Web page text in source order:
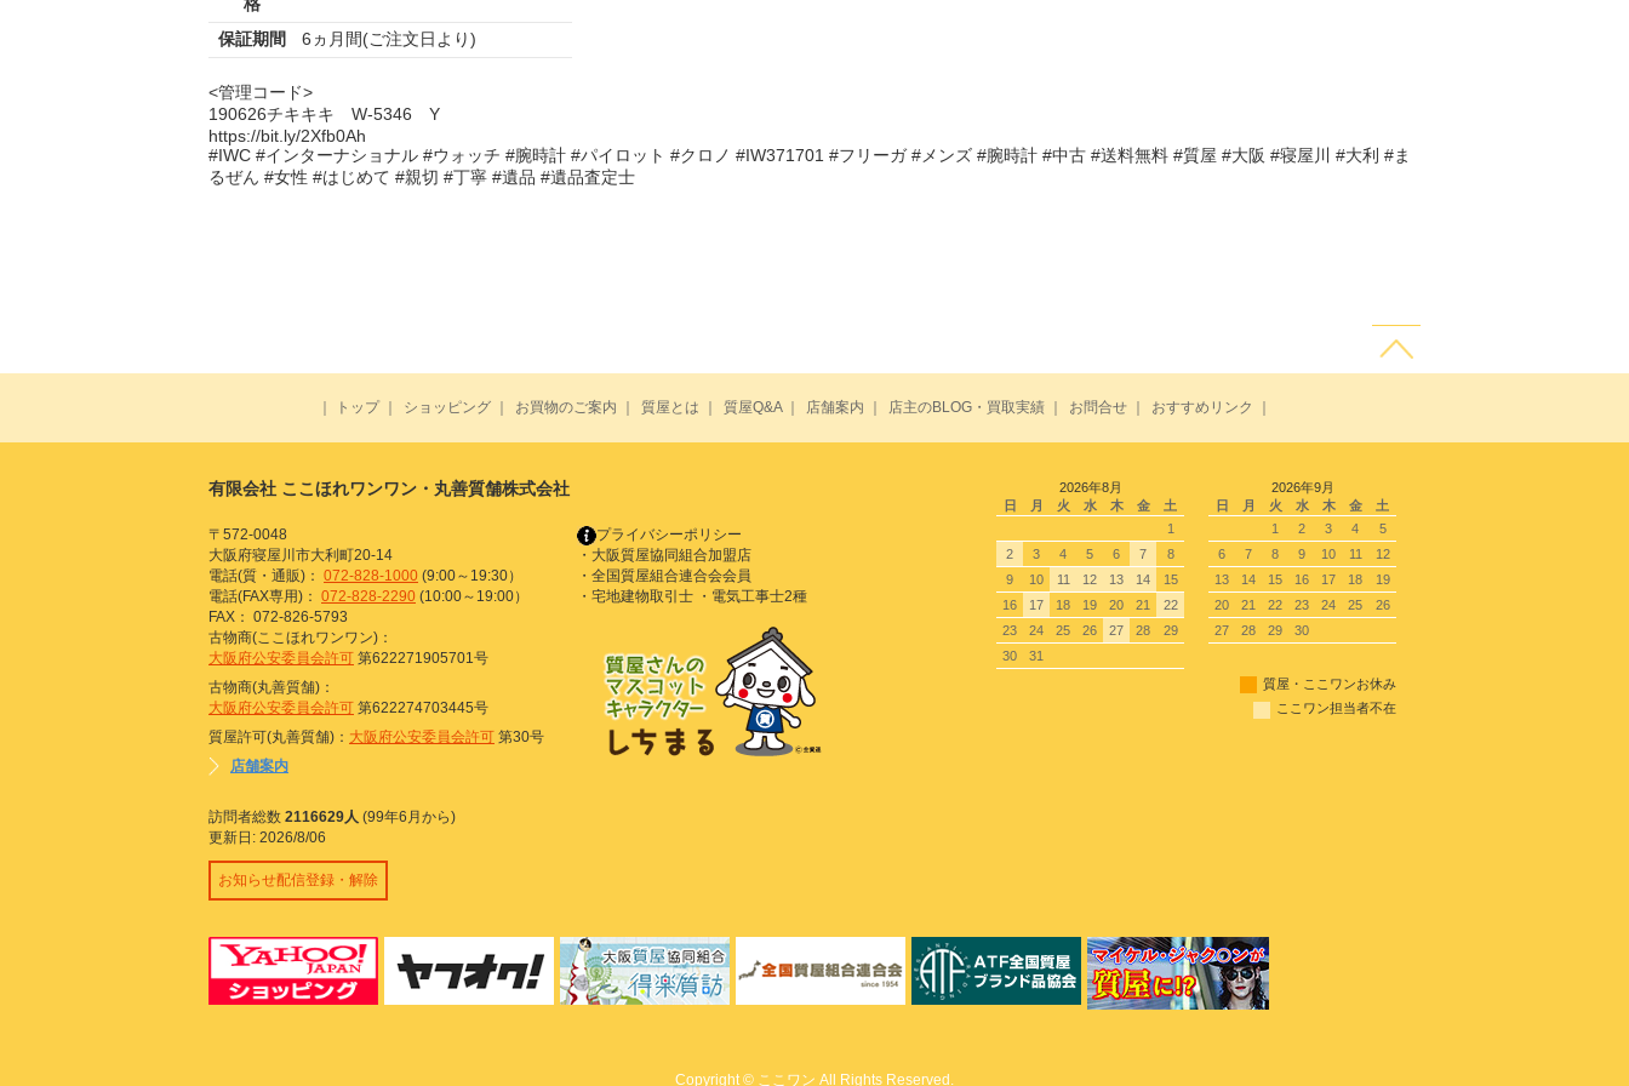
格
保証期間 6ヵ月間(ご注文日より)
<管理コード>
190626チキキキ W-5346 Y
https://bit.ly/2Xfb0Ah
#IWC #インターナショナル #ウォッチ #腕時計 #パイロット #クロノ #IW371701 #フリーガ #メンズ #腕時計 #中古 #送料無料 #質屋 #大阪 #寝屋川 #大利 #ま
るぜん #女性 #はじめて #親切 #丁寧 #遺品 #遺品査定士
トップ｜ ショッピング お買物のご案内 質屋とは 質屋Q&A｜ 店舗案内 店主のBLOG・買取実績 お問合せ おすすめリンク
有限会社 ここほれワンワン・丸善質舗株式会社
〒572-0048
大阪府寝屋川市大利町20-14
電話(質・通販)： 072-828-1000 (9:00～19:30）
電話(FAX専用)： 072-828-2290 (10:00～19:00）
FAX： 072-826-5793
プライバシーポリシー
・大阪質屋協同組合加盟店
・全国質屋組合連合会会員
・宅地建物取引士 ・電気工事士2種
古物商(ここほれワンワン)：
大阪府公安委員会許可 第622271905701号
古物商(丸善質舗)：
大阪府公安委員会許可 第622274703445号
質屋許可(丸善質舗)： 大阪府公安委員会許可 第30号
店舗案内
訪問者総数 2116629人 (99年6月から)
更新日: 2026/8/06
お知らせ配信登録・解除
2026年8月
日
月 火 水 木 金
土
1
2
3 4 5 6 7
8
9
10 11 12 13 14
15
16
17 18 19 20 21
22
23
24 25 26 27 28
29
30
31
2026年9月
日
月 火 水 木 金
土
1
2 3 4
5
6
7 8 9 10 11
12
13
14 15 16 17 18
19
20
21 22 23 24 25
26
27
28 29 30
質屋・ここワンお休み
ここワン担当者不在
Copyright © ここワン All Rights Reserved.